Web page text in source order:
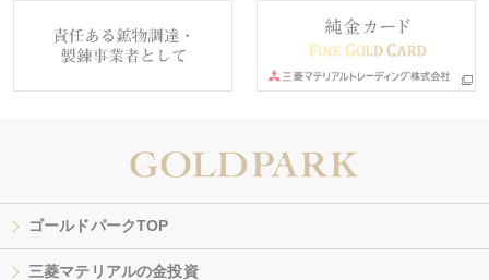
ゴールドパークTOP
三菱マテリアルの金投資